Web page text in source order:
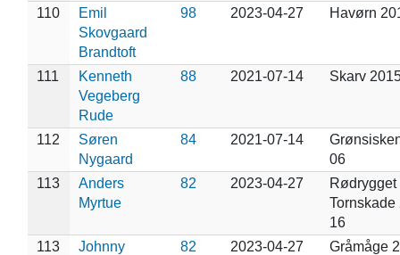
110
Emil
Skovgaard
Brandtoft
98 2023-04-27 Havørn
111
Kenneth
Vegeberg
Rude
88 2021-07-14 Skarv
112
Søren
Nygaard
84 2021-07-14
06
113
Anders
Myrtue
82 2023-04-27
Rødrygget
Tornskade
16
113
Johnny
82 2023-04-27 Gråmåge